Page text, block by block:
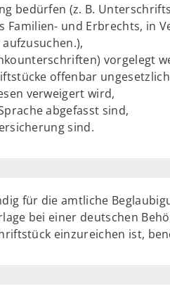
bedürfen (z. B.
Familien- und Erbrechts, in
vorgelegt
offenbar
verweigert wird,
abgefasst sind,
sind.
für die amtliche
bei einer deutschen
einzureichen ist,